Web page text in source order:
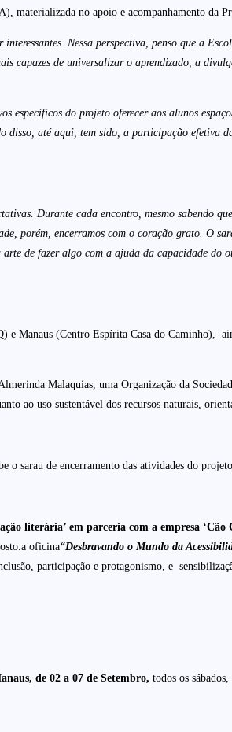
materializada no apoio e acompanhamento da
Nessa perspectiva, penso que a
capazes de universalizar o aprendizado, a
específicos do projeto oferecer aos alunos
até aqui, tem sido, a participação efetiva
Durante cada encontro, mesmo sabendo
porém, encerramos com o coração grato. O
de fazer algo com a ajuda da capacidade
Manaus (Centro Espírita Casa do Caminho),
Malaquias, uma Organização da
ao uso sustentável dos recursos naturais,
sarau de encerramento das atividades do
literária’ em parceria com a empresa ‘Cão
oficina“Desbravando o Mundo da
participação e protagonismo, e
, de 02 a 07 de Setembro, todos os